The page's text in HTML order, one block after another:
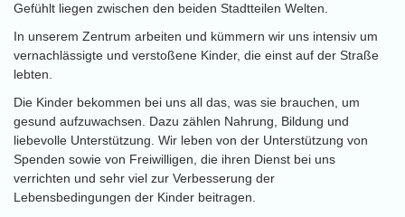
Gefühlt liegen zwischen den beiden Stadtteilen Welten.
In unserem Zentrum arbeiten und kümmern wir uns intensiv um
vernachlässigte und verstoßene Kinder, die einst auf der Straße
lebten.
Die Kinder bekommen bei uns all das, was sie brauchen, um
gesund aufzuwachsen. Dazu zählen Nahrung, Bildung und
liebevolle Unterstützung. Wir leben von der Unterstützung von
Spenden sowie von Freiwilligen, die ihren Dienst bei uns
verrichten und sehr viel zur Verbesserung der
Lebensbedingungen der Kinder beitragen.